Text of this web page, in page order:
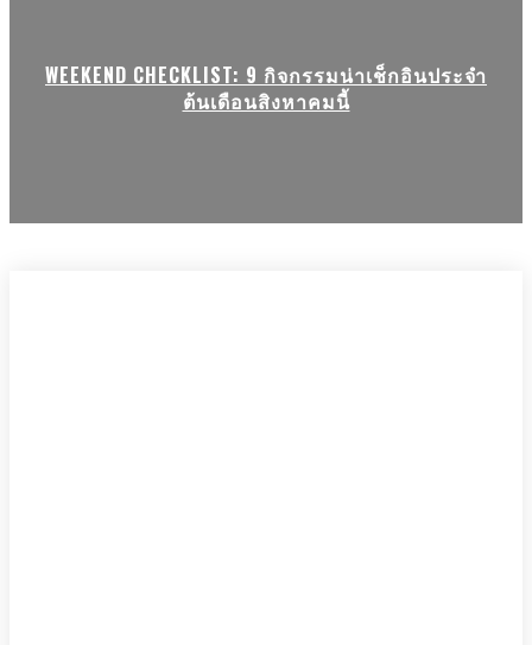
WEEKEND CHECKLIST: 9 กิจกรรมน่าเช็กอินประจำ
ต้นเดือนสิงหาคมนี้